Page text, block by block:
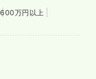
600万円以上